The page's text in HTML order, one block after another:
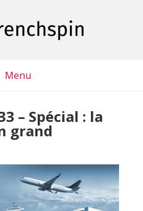
Menu
– Spécial : la
grand